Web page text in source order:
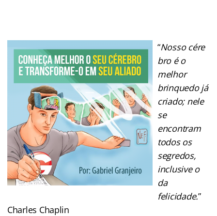
“Nosso cére
bro é o
melhor
brinquedo já
criado; nele
se
encontram
todos os
segredos,
inclusive o
da
felicidade.”
Charles Chaplin